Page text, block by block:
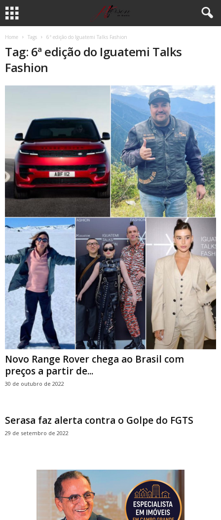
Home Tags 6ª edição do Iguatemi Talks Fashion
Tag: 6ª edição do Iguatemi Talks
Fashion
Novo Range Rover chega ao Brasil com
preços a partir de...
30 de outubro de 2022
Serasa faz alerta contra o Golpe do FGTS
29 de setembro de 2022